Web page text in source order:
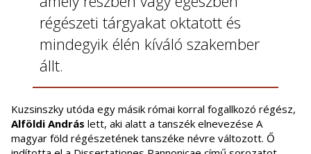
régészeti tárgyakat oktatott és
mindegyik élén kíváló szakember
állt.
Kuzsinszky utóda egy másik római korral fogallkozó régész,
Alföldi András lett, aki alatt a tanszék elnevezése A
magyar föld régészetének tanszéke névre változott. Ő